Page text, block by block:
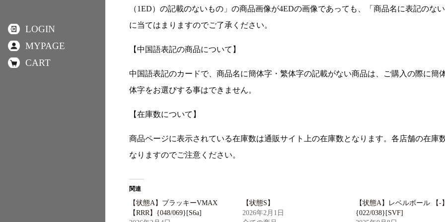
（1ED）の記載のないもの」の商品画像が4EDの画像であっても、「商品名に表記のない
に当てはまりますのでご了承ください。
【中国語表記の商品について】
中国語表記のカードで、商品名に簡体字・繁体字の記載がない商品は、ご購入の際に簡
体字をお選びする事はできません。
【在庫数について】
商品ページに表示されている在庫数は通販サイト上の在庫数となります。各店舗の在庫
なりますのでご注意ください。
関連
【状態A】ブラッキーVMAX
【RRR】{048/069}[S6a]
【状態S】
2026年2月1日
【状態A】レベルボール 【-】
{022/038}[SVF]
LOGIN
MYPAGE
CART